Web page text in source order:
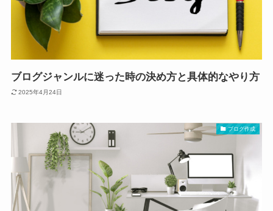
ブログジャンルに迷った時の決め方と具体的なやり方
2025年4月24日
ブログ作成